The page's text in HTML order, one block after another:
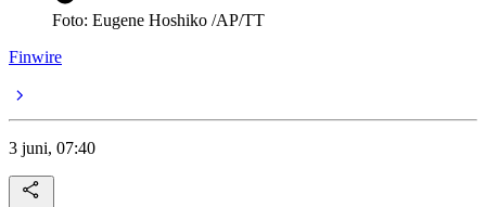
Foto: Eugene Hoshiko /AP/TT
Finwire
3 juni, 07:40